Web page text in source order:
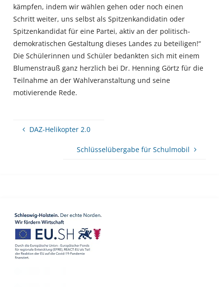
kämpfen, indem wir wählen gehen oder noch einen
Schritt weiter, uns selbst als Spitzenkandidatin oder
Spitzenkandidat für eine Partei, aktiv an der politisch-
demokratischen Gestaltung dieses Landes zu beteiligen!“
Die Schülerinnen und Schüler bedankten sich mit einem
Blumenstrauß ganz herzlich bei Dr. Henning Görtz für die
Teilnahme an der Wahlveranstaltung und seine
motivierende Rede.
DAZ-Helikopter 2.0
Schlüsselübergabe für Schulmobil